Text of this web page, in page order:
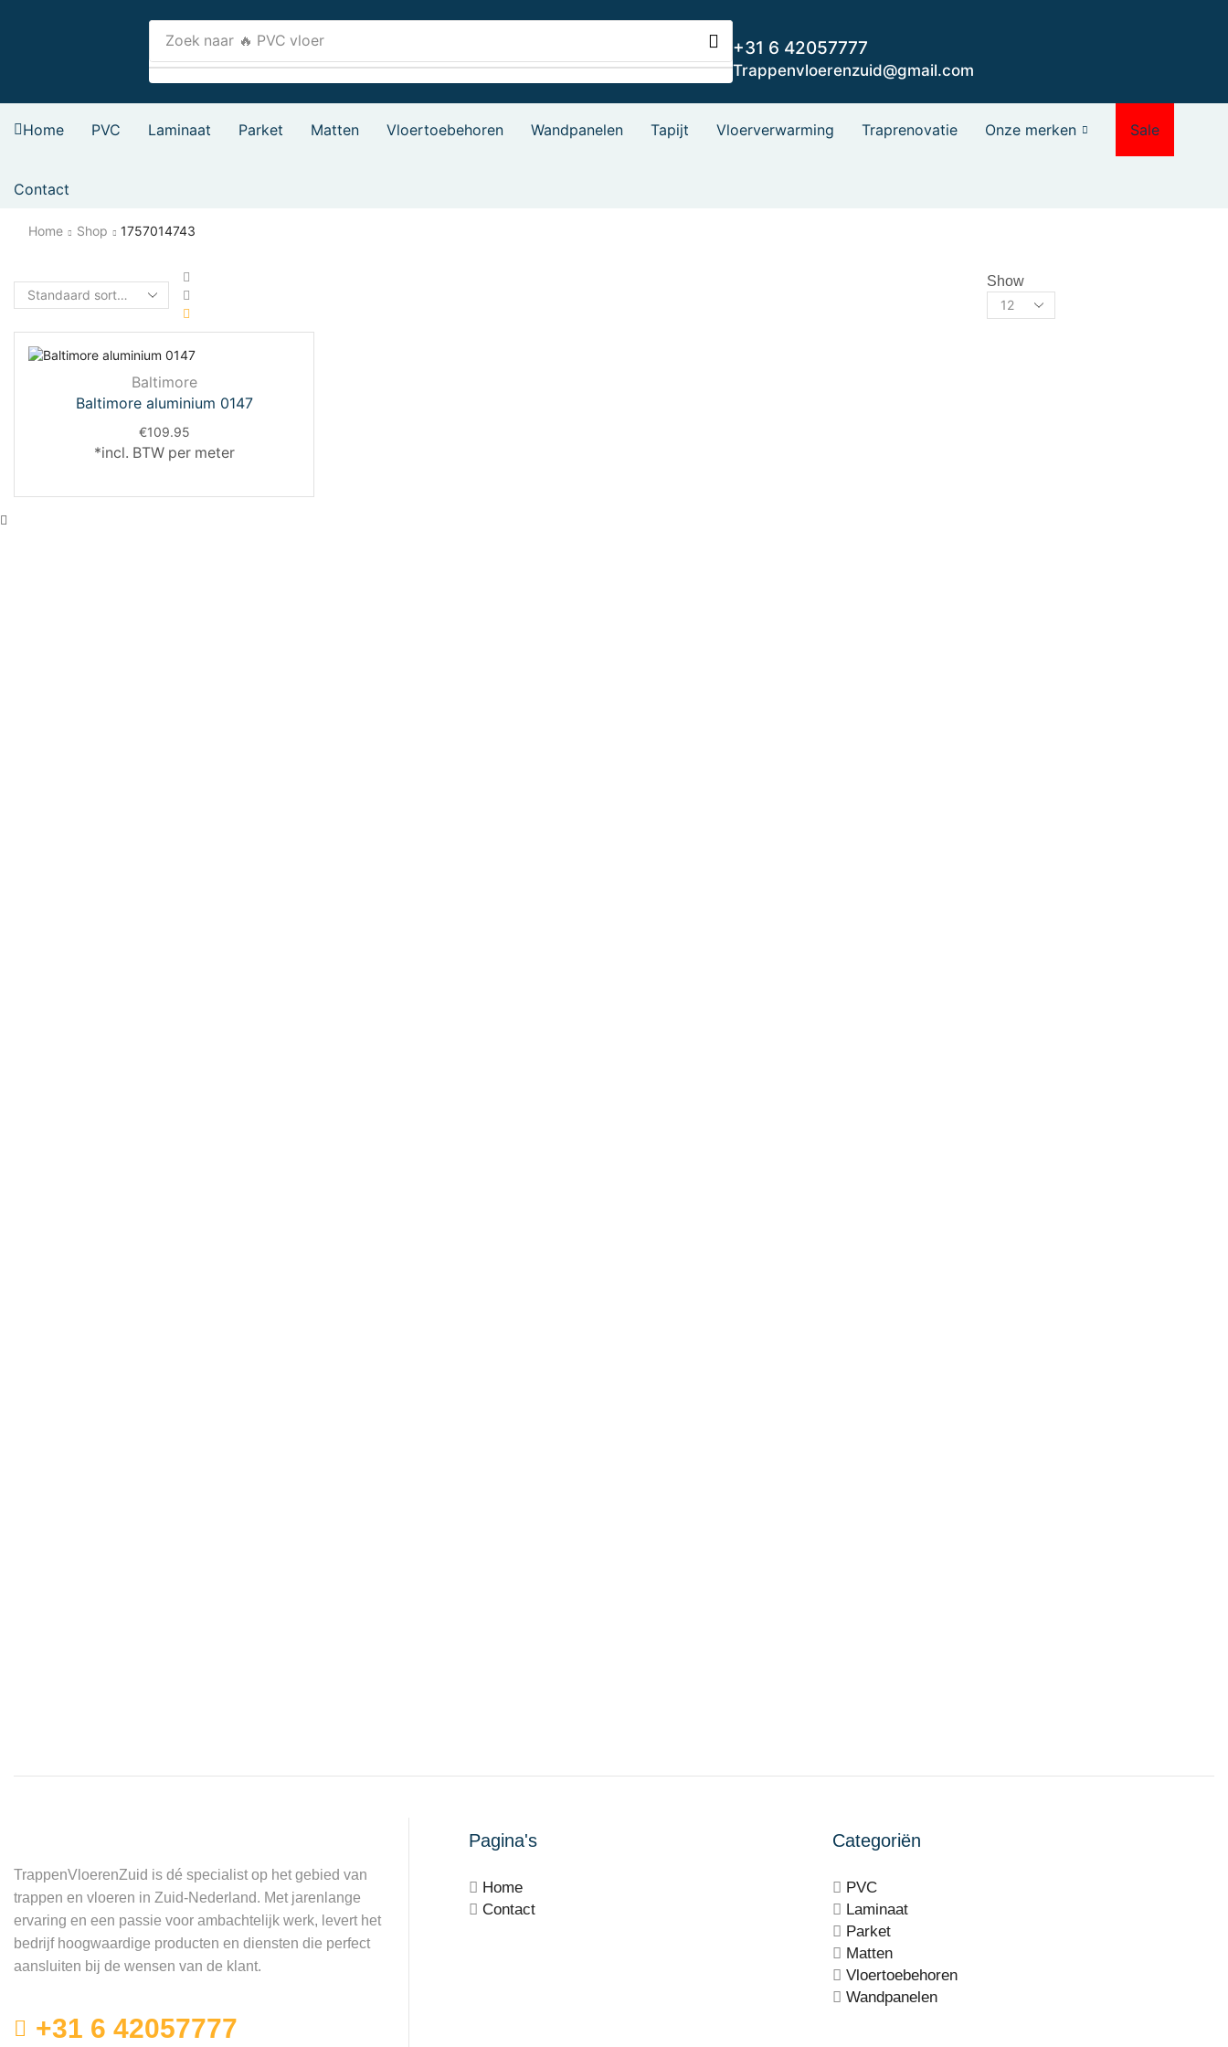
Zoek naar 🔥 PVC vloer +31 6 42057777
Trappenvloerenzuid@gmail.com
Home PVC Laminaat Parket Matten Vloertoebehoren Wandpanelen Tapijt Vloerverwarming Traprenovatie Onze merken Sale
Contact
Home Shop 1757014743
Show
Baltimore
Baltimore aluminium 0147
€109.95
*incl. BTW per meter
TrappenVloerenZuid is dé specialist op het gebied van
trappen en vloeren in Zuid-Nederland. Met jarenlange
ervaring en een passie voor ambachtelijk werk, levert het
bedrijf hoogwaardige producten en diensten die perfect
aansluiten bij de wensen van de klant.
+31 6 42057777
Pagina's
Home
Contact
Categoriën
PVC
Laminaat
Parket
Matten
Vloertoebehoren
Wandpanelen